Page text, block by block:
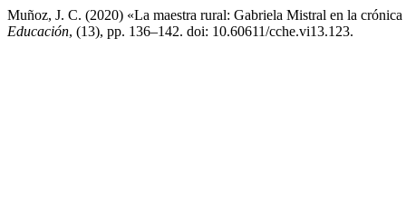
Muñoz, J. C. (2020) «La maestra rural: Gabriela Mistral en la
Educación, (13), pp. 136–142. doi: 10.60611/cche.vi13.123.